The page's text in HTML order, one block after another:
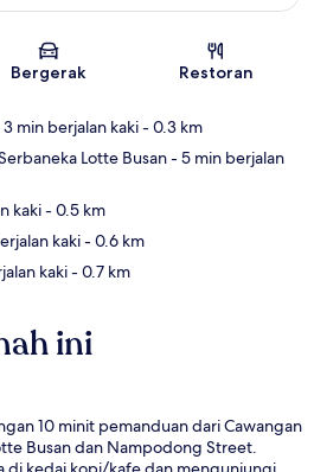
Peta
Bergerak Restoran
min berjalan kaki- 0.3 km
Lotte Busan- 5 min berjalan
kaki- 0.5 km
kaki- 0.6 km
kaki- 0.7 km
ini
10 minit pemanduan dari Cawangan
Busan dan Nampodong Street.